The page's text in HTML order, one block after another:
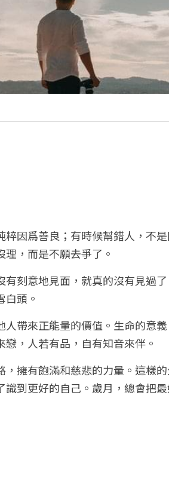
因爲善良；有時候幫錯人，不
，而是不願去爭了。
刻意地見面，就真的沒有見過
頭。
人帶來正能量的價值。生命的意
，人若有品，自有知音來伴。
擁有飽滿和慈悲的力量。這樣
到更好的自己。歲月，總會把最